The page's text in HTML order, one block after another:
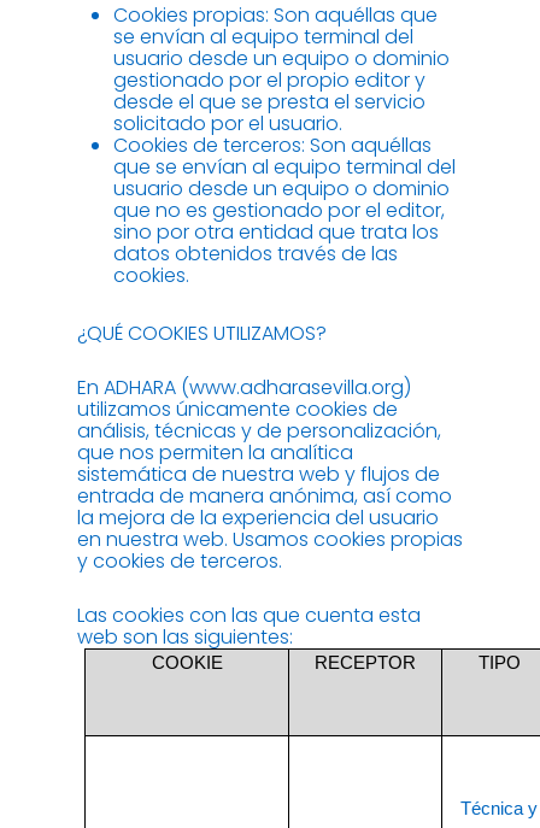
Cookies propias: Son aquéllas que
se envían al equipo terminal del
usuario desde un equipo o dominio
gestionado por el propio editor y
desde el que se presta el servicio
solicitado por el usuario.
Cookies de terceros: Son aquéllas
que se envían al equipo terminal del
usuario desde un equipo o dominio
que no es gestionado por el editor,
sino por otra entidad que trata los
datos obtenidos través de las
cookies.
¿QUÉ COOKIES UTILIZAMOS?
En ADHARA (www.adharasevilla.org)
utilizamos únicamente cookies de
análisis, técnicas y de personalización,
que nos permiten la analítica
sistemática de nuestra web y flujos de
entrada de manera anónima, así como
la mejora de la experiencia del usuario
en nuestra web. Usamos cookies propias
y cookies de terceros.
Las cookies con las que cuenta esta
web son las siguientes:
COOKIE RECEPTOR TIPO
Técnica y